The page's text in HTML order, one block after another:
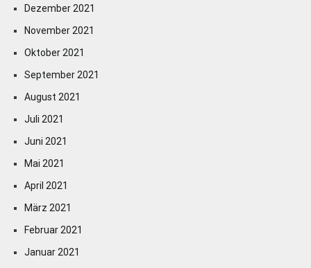
Dezember 2021
November 2021
Oktober 2021
September 2021
August 2021
Juli 2021
Juni 2021
Mai 2021
April 2021
März 2021
Februar 2021
Januar 2021